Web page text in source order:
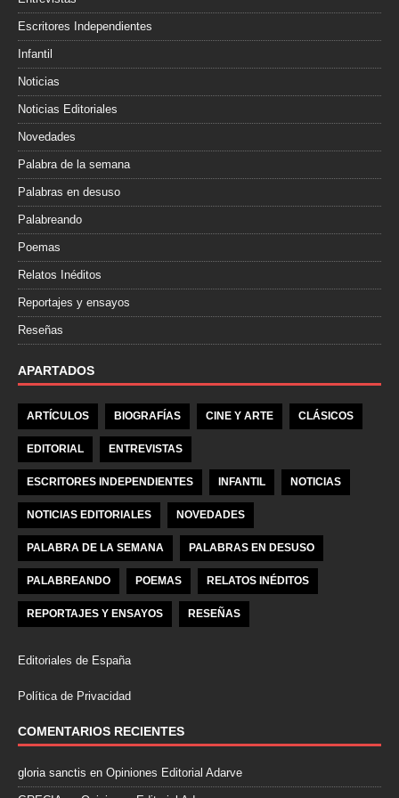
Escritores Independientes
Infantil
Noticias
Noticias Editoriales
Novedades
Palabra de la semana
Palabras en desuso
Palabreando
Poemas
Relatos Inéditos
Reportajes y ensayos
Reseñas
APARTADOS
ARTÍCULOS BIOGRAFÍAS CINE Y ARTE CLÁSICOS
EDITORIAL ENTREVISTAS
ESCRITORES INDEPENDIENTES INFANTIL NOTICIAS
NOTICIAS EDITORIALES NOVEDADES
PALABRA DE LA SEMANA PALABRAS EN DESUSO
PALABREANDO POEMAS RELATOS INÉDITOS
REPORTAJES Y ENSAYOS RESEÑAS
Editoriales de España
Política de Privacidad
COMENTARIOS RECIENTES
gloria sanctis en Opiniones Editorial Adarve